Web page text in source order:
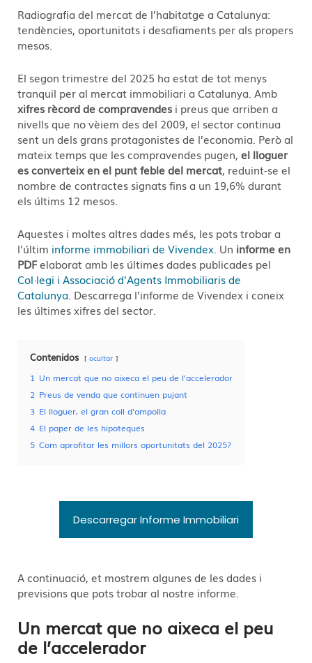
Radiografia del mercat de l’habitatge a Catalunya:
tendències, oportunitats i desafiaments per als propers
mesos.
El segon trimestre del 2025 ha estat de tot menys
tranquil per al mercat immobiliari a Catalunya. Amb
xifres rècord de compravendes i preus que arriben a
nivells que no vèiem des del 2009, el sector continua
sent un dels grans protagonistes de l’economia. Però al
mateix temps que les compravendes pugen, el lloguer
es converteix en el punt feble del mercat, reduint-se el
nombre de contractes signats fins a un 19,6% durant
els últims 12 mesos.
Aquestes i moltes altres dades més, les pots trobar a
l’últim informe immobiliari de Vivendex . Un informe en
PDFelaborat amb les últimes dades publicades pel
Col·legi i Associació d’Agents Immobiliaris de
Catalunya . Descarrega l’informe de Vivendex i coneix
les últimes xifres del sector.
Contenidos ocultar
1 Un mercat que no aixeca el peu de l’accelerador
2 Preus de venda que continuen pujant
3 El lloguer, el gran coll d’ampolla
4 El paper de les hipoteques
5 Com aprofitar les millors oportunitats del 2025?
Descarregar Informe Immobiliari
A continuació, et mostrem algunes de les dades i
previsions que pots trobar al nostre informe.
Un mercat que no aixeca el peu
de l’accelerador